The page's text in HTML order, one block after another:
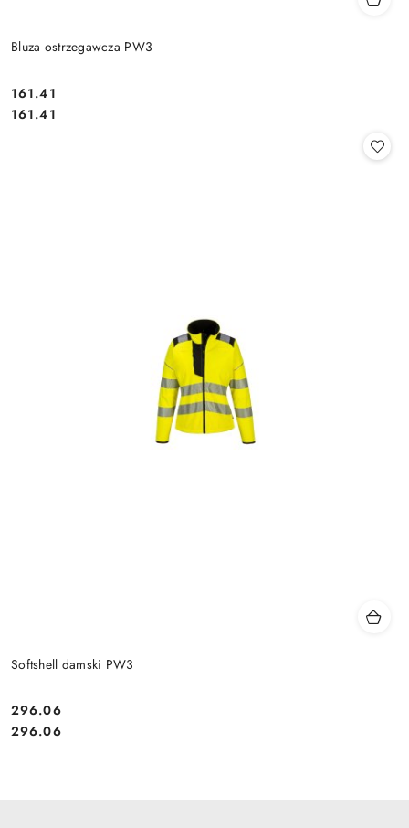
Bluza ostrzegawcza PW3
Cena:
161.41
Cena:
161.41
Softshell damski PW3
Cena:
296.06
Cena:
296.06